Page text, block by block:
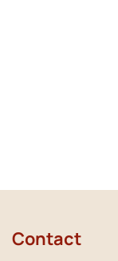
Contact